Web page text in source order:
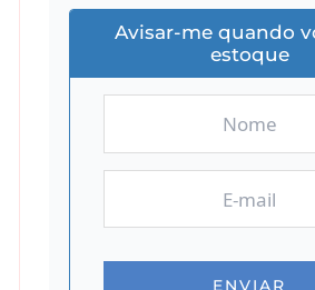
Avisar-me quando
estoque